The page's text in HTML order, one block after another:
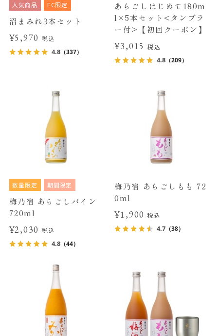
人気商品
EC限定
沼まみれ3本セット
¥5,970税込
4.8（337）
あらごしはじめて180m
l×5本セット<タンブラ
ー付>【初回クーポン】
¥3,015 税込
4.8 （209）
数量限定 期間限定
梅乃宿 あらごしパイン
720ml
¥2,030税込
4.8（44）
梅乃宿 あらごしもも 72
0ml
¥1,900 税込
4.7 （38）